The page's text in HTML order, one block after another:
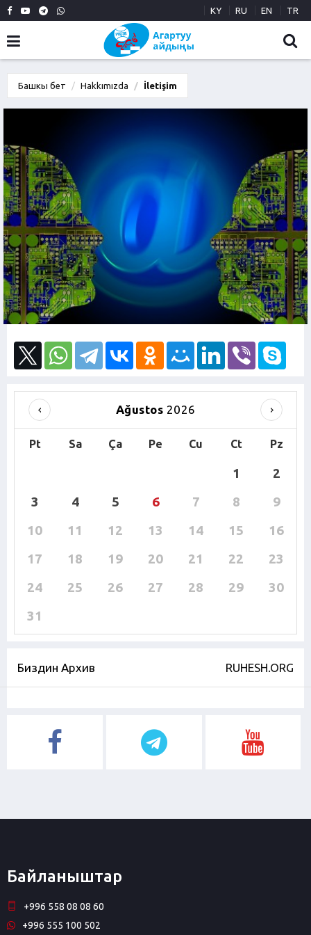
KY RU EN TR
Башкы бет Hakkımızda İletişim
Ağustos 2026
Pt Sa Ça Pe Cu Ct Pz
1
2
3
4 5 6 7 8
9
10
11 12 13 14 15
16
17
18 19 20 21 22
23
24
25 26 27 28 29
30
31
Биздин Архив RUHESH.ORG
Байланыштар
+996 558 08 08 60
+996 555 100 502